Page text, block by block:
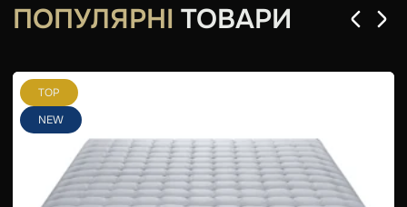
ПОПУЛЯРНІ ТОВАРИ
TOP
NEW